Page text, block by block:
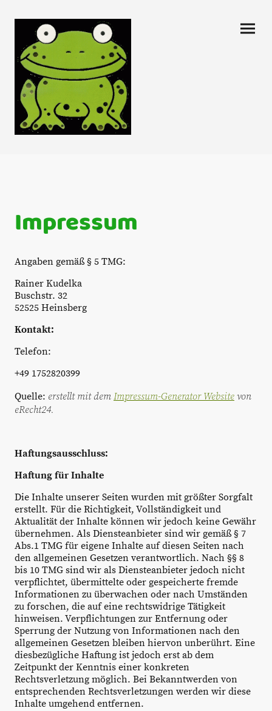
Impressum
Angaben gemäß § 5 TMG:
Rainer Kudelka
Buschstr. 32
52525 Heinsberg
Kontakt:
Telefon:
+49 1752820399
Quelle: erstellt mit demImpressum-GeneratorWebsitevon
eRecht24.
Haftungsausschluss:
Haftung für Inhalte
Die Inhalte unserer Seiten wurden mit größter Sorgfalt
erstellt. Für die Richtigkeit, Vollständigkeit und
Aktualität der Inhalte können wir jedoch keine Gewähr
übernehmen. Als Diensteanbieter sind wir gemäß § 7
Abs.1 TMG für eigene Inhalte auf diesen Seiten nach
den allgemeinen Gesetzen verantwortlich. Nach §§ 8
bis 10 TMG sind wir als Diensteanbieter jedoch nicht
verpflichtet, übermittelte oder gespeicherte fremde
Informationen zu überwachen oder nach Umständen
zu forschen, die auf eine rechtswidrige Tätigkeit
hinweisen. Verpflichtungen zur Entfernung oder
Sperrung der Nutzung von Informationen nach den
allgemeinen Gesetzen bleiben hiervon unberührt. Eine
diesbezügliche Haftung ist jedoch erst ab dem
Zeitpunkt der Kenntnis einer konkreten
Rechtsverletzung möglich. Bei Bekanntwerden von
entsprechenden Rechtsverletzungen werden wir diese
Inhalte umgehend entfernen.